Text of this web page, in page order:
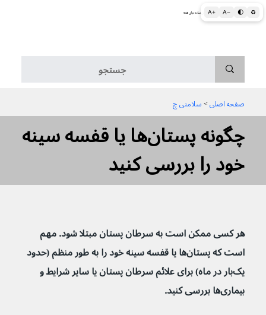
A+ A− 🌓 ♻ اطلاعات پزشکی و بهداشتی به زبان ساده برای همه
چگونه پستان‌ها یا قفسه سینه
خود را بررسی کنید
صفحه اصلی > سلامتی چ
هر کسی ممکن است به سرطان پستان مبتلا شود. مهم
است که پستان‌ها یا قفسه سینه خود را به طور منظم (حدود
یک‌بار در ماه) برای علائم سرطان پستان یا سایر شرایط و
بیماری‌ها بررسی کنید.